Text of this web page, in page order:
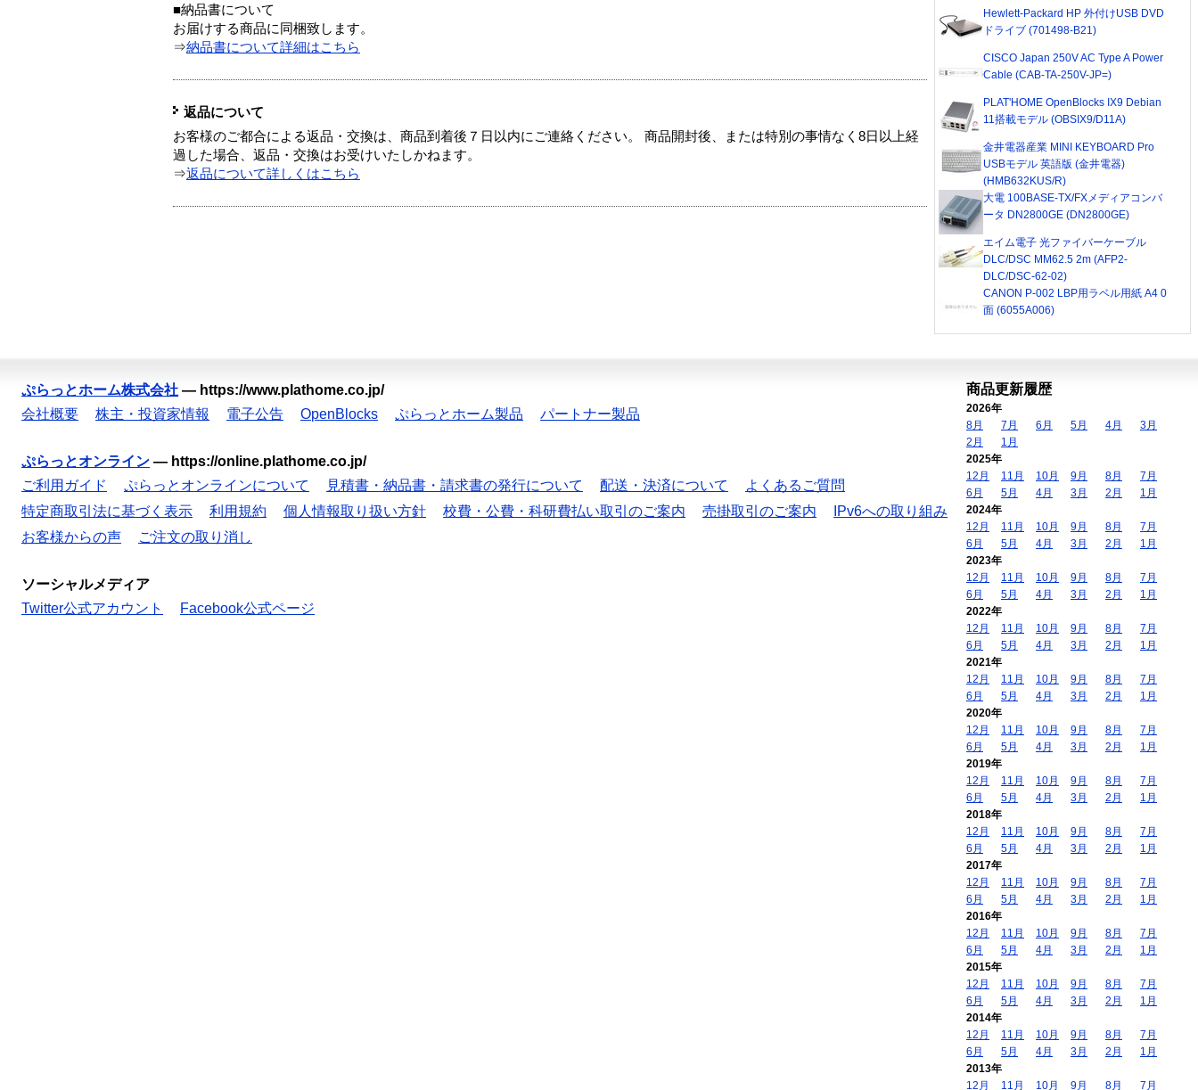
■納品書について
お届けする商品に同梱致します。
⇒納品書について詳細はこちら
返品について
お客様のご都合による返品・交換は、商品到着後７日以内にご連絡ください。 商品開封後、または特別の事情なく8日以上経
過した場合、返品・交換はお受けいたしかねます。
⇒返品について詳しくはこちら
Hewlett-Packard HP 外付けUSB DVD
ドライブ (701498-B21)
CISCO Japan 250V AC Type A Power
Cable (CAB-TA-250V-JP=)
PLAT'HOME OpenBlocks IX9 Debian
11搭載モデル (OBSIX9/D11A)
金井電器産業 MINI KEYBOARD Pro
USBモデル 英語版 (金井電器)
(HMB632KUS/R)
大電 100BASE-TX/FXメディアコンバ
ータ DN2800GE (DN2800GE)
エイム電子 光ファイバーケーブル
DLC/DSC MM62.5 2m (AFP2-
DLC/DSC-62-02)
CANON P-002 LBP用ラベル用紙 A4 0
面 (6055A006)
ぷらっとホーム株式会社 — https://www.plathome.co.jp/
会社概要
株主・投資家情報 電子公告 OpenBlocks ぷらっとホーム製品 パートナー製品
ぷらっとオンライン — https://online.plathome.co.jp/
ご利用ガイド
ぷらっとオンラインについて 見積書・納品書・請求書の発行について 配送・決済について
よくあるご質問
特定商取引法に基づく表示
利用規約 個人情報取り扱い方針 校費・公費・科研費払い取引のご案内 売掛取引のご案内
IPv6への取り組み
お客様からの声
ご注文の取り消し
ソーシャルメディア
Twitter公式アカウント
Facebook公式ページ
商品更新履歴
2026年
8月
7月 6月 5月 4月
3月
2月
1月
2025年
12月
11月 10月 9月 8月
7月
6月
5月 4月 3月 2月
1月
2024年
12月
11月 10月 9月 8月
7月
6月
5月 4月 3月 2月
1月
2023年
12月
11月 10月 9月 8月
7月
6月
5月 4月 3月 2月
1月
2022年
12月
11月 10月 9月 8月
7月
6月
5月 4月 3月 2月
1月
2021年
12月
11月 10月 9月 8月
7月
6月
5月 4月 3月 2月
1月
2020年
12月
11月 10月 9月 8月
7月
6月
5月 4月 3月 2月
1月
2019年
12月
11月 10月 9月 8月
7月
6月
5月 4月 3月 2月
1月
2018年
12月
11月 10月 9月 8月
7月
6月
5月 4月 3月 2月
1月
2017年
12月
11月 10月 9月 8月
7月
6月
5月 4月 3月 2月
1月
2016年
12月
11月 10月 9月 8月
7月
6月
5月 4月 3月 2月
1月
2015年
12月
11月 10月 9月 8月
7月
6月
5月 4月 3月 2月
1月
2014年
12月
11月 10月 9月 8月
7月
6月
5月 4月 3月 2月
1月
2013年
12月
11月 10月 9月 8月 7月